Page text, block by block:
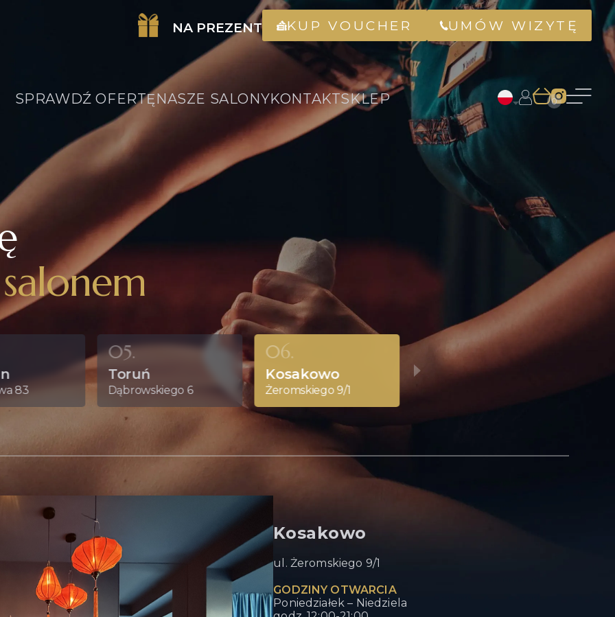
NA PREZENT KUP VOUCHER UMÓW WIZYTĘ
SPRAWDŹ OFERTĘNASZE SALONYKONTAKTSKLEP 0
83
05.
Toruń
Dąbrowskiego 6
06.
Kosakowo
Żeromskiego 9/1
Kosakowo
ul. Żeromskiego 9/1
GODZINY OTWARCIA
Poniedziałek – Niedziela